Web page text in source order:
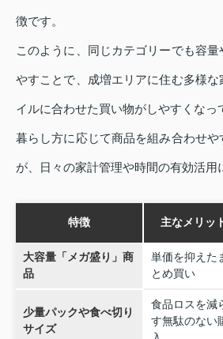
徴です。
このように、同じカテゴリーでも容
やすことで、成増エリアに住む多様な
イルに合わせた買い物がしやすくなっ
暮らし方に応じて商品を組み合わせや
が、日々の家計管理や時間の有効活用
特徴 主なメリッ
大容量「メガ盛り」商
品
単価を抑えた
とめ買い
少量パックや食べ切り
サイズ
食品ロスを減
す無駄のない